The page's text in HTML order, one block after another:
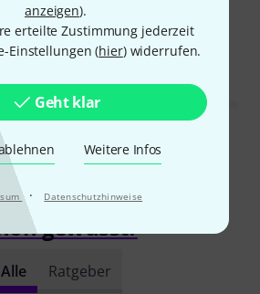
anzeigen).
erteilte Zustimmung jederzeit
Einstellungen (hier) widerrufen.
Geht klar
Weitere Infos
· Datenschutzhinweise
lesen
gewusst?
Alle Ratgeber